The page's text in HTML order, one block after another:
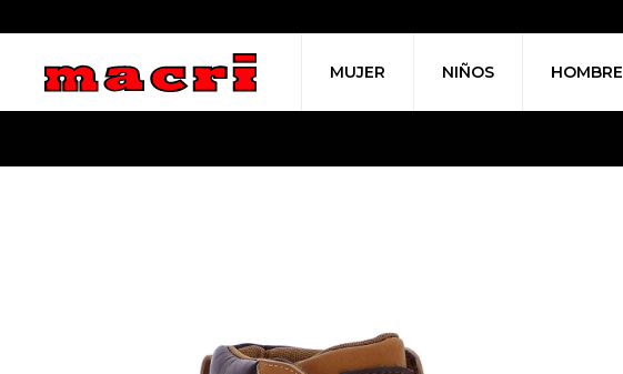
MUJER NIÑOS HOMBRE